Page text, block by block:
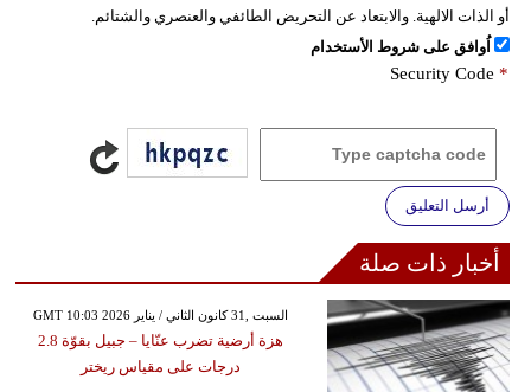
أو الذات الالهية. والابتعاد عن التحريض الطائفي والعنصري والشتائم.
اُوافق على شروط الأستخدام
Security Code *
أرسل التعليق
أخبار ذات صلة
GMT 10:03 2026 السبت ,31 كانون الثاني / يناير
هزة أرضية تضرب عنّايا – جبيل بقوّة 2.8
درجات على مقياس ريختر